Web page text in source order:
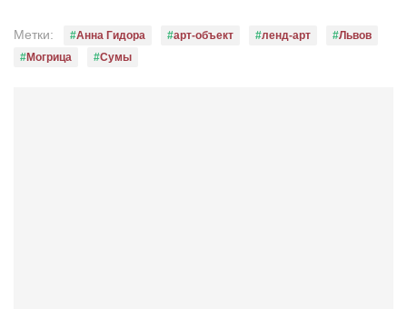
Метки: Анна Гидора арт-объект ленд-арт
Львов
Могрица
Сумы